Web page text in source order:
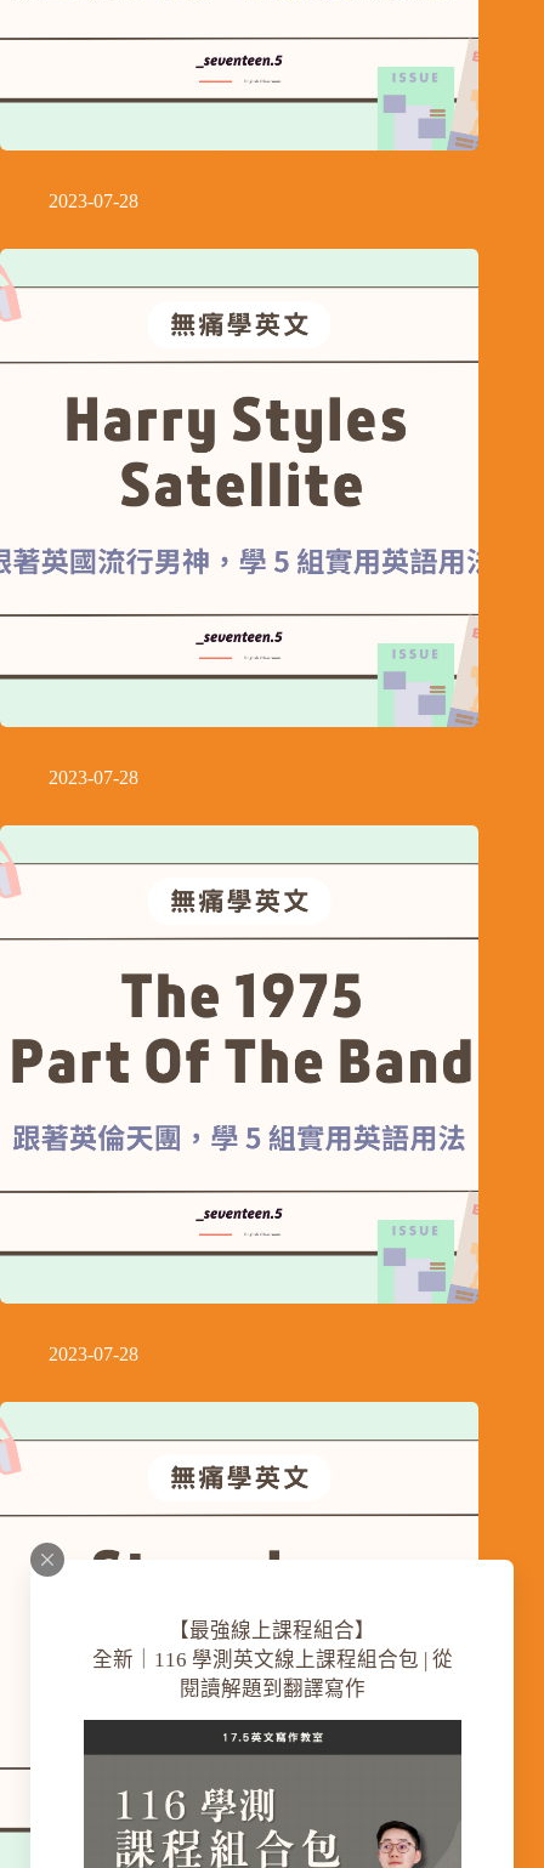
【最強線上課程組合】
全新｜116 學測英文線上課程組合包 | 從
閱讀解題到翻譯寫作
2023-07-28
2023-07-28
2023-07-28